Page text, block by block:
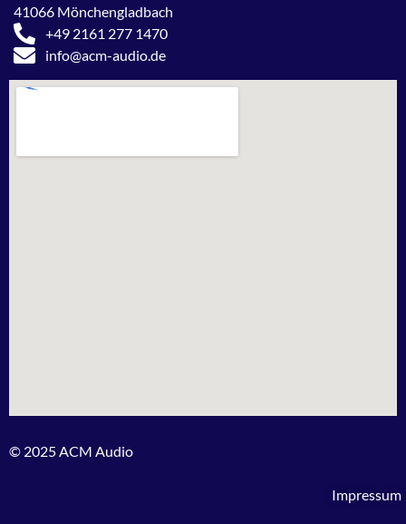
41066 Mönchengladbach
+49 2161 277 1470
info@acm-audio.de
© 2025 ACM Audio
Impressum